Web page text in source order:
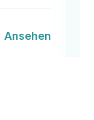
Ansehen